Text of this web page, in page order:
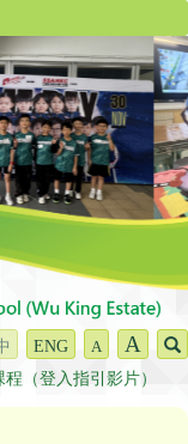
ENG A A
（登入指引影片）